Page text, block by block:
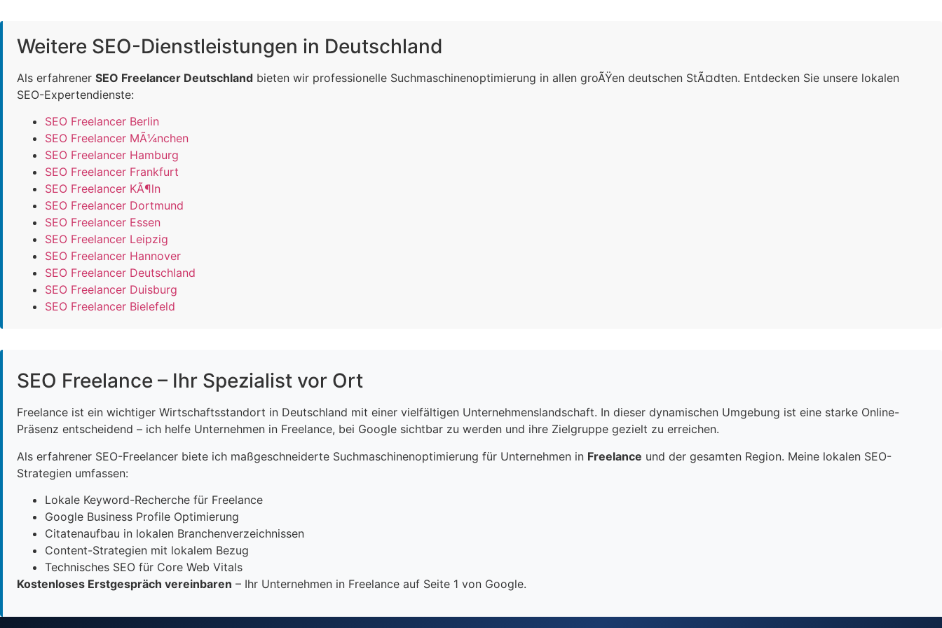
Weitere SEO-Dienstleistungen in Deutschland
Als erfahrener SEO Freelancer Deutschland bieten wir professionelle Suchmaschinenoptimierung in allen groÃŸen deutschen StÃ¤dten. Entdecken Sie unsere lokalen
SEO-Expertendienste:
SEO Freelancer Berlin
SEO Freelancer MÃ¼nchen
SEO Freelancer Hamburg
SEO Freelancer Frankfurt
SEO Freelancer KÃ¶ln
SEO Freelancer Dortmund
SEO Freelancer Essen
SEO Freelancer Leipzig
SEO Freelancer Hannover
SEO Freelancer Deutschland
SEO Freelancer Duisburg
SEO Freelancer Bielefeld
SEO Freelance – Ihr Spezialist vor Ort
Freelance ist ein wichtiger Wirtschaftsstandort in Deutschland mit einer vielfältigen Unternehmenslandschaft. In dieser dynamischen Umgebung ist eine starke Online-
Präsenz entscheidend – ich helfe Unternehmen in Freelance, bei Google sichtbar zu werden und ihre Zielgruppe gezielt zu erreichen.
Als erfahrener SEO-Freelancer biete ich maßgeschneiderte Suchmaschinenoptimierung für Unternehmen in Freelance und der gesamten Region. Meine lokalen SEO-
Strategien umfassen:
Lokale Keyword-Recherche für Freelance
Google Business Profile Optimierung
Citatenaufbau in lokalen Branchenverzeichnissen
Content-Strategien mit lokalem Bezug
Technisches SEO für Core Web Vitals
Kostenloses Erstgespräch vereinbaren – Ihr Unternehmen in Freelance auf Seite 1 von Google.